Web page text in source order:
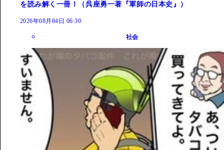
を読み解く一冊！（呉座勇一著『軍師の日本史』）
2026年08月04日 06:30
社会